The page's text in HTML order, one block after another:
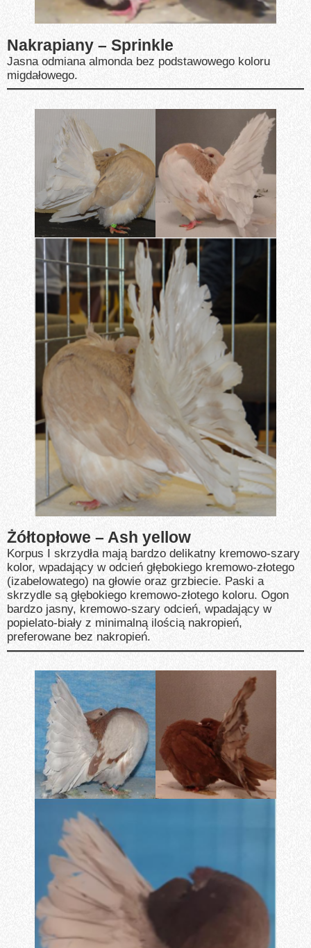
Nakrapiany – Sprinkle
Jasna odmiana almonda bez podstawowego koloru
migdałowego.
Żółtopłowe – Ash yellow
Korpus I skrzydła mają bardzo delikatny kremowo-szary
kolor, wpadający w odcień głębokiego kremowo-złotego
(izabelowatego) na głowie oraz grzbiecie. Paski a
skrzydle są głębokiego kremowo-złotego koloru. Ogon
bardzo jasny, kremowo-szary odcień, wpadający w
popielato-biały z minimalną ilością nakropień,
preferowane bez nakropień.